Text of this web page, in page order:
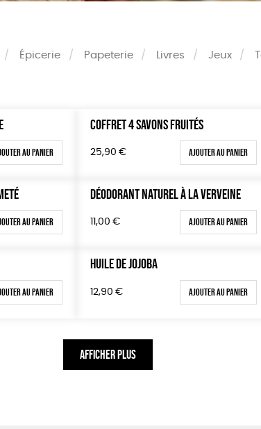
Épicerie Papeterie Livres Jeux
Couleur
violet
au panier
COFFRET 4 SAVONS FRUITÉS
25,90 € Ajouter au panier
au panier
DÉODORANT NATUREL À LA VERVEINE
11,00 € Ajouter au panier
au panier
HUILE DE JOJOBA
12,90 € Ajouter au panier
AFFICHER PLUS